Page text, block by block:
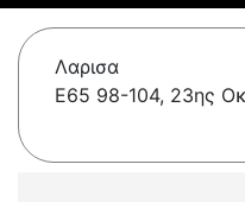
Λαρισα
E65 98-104, 23ης